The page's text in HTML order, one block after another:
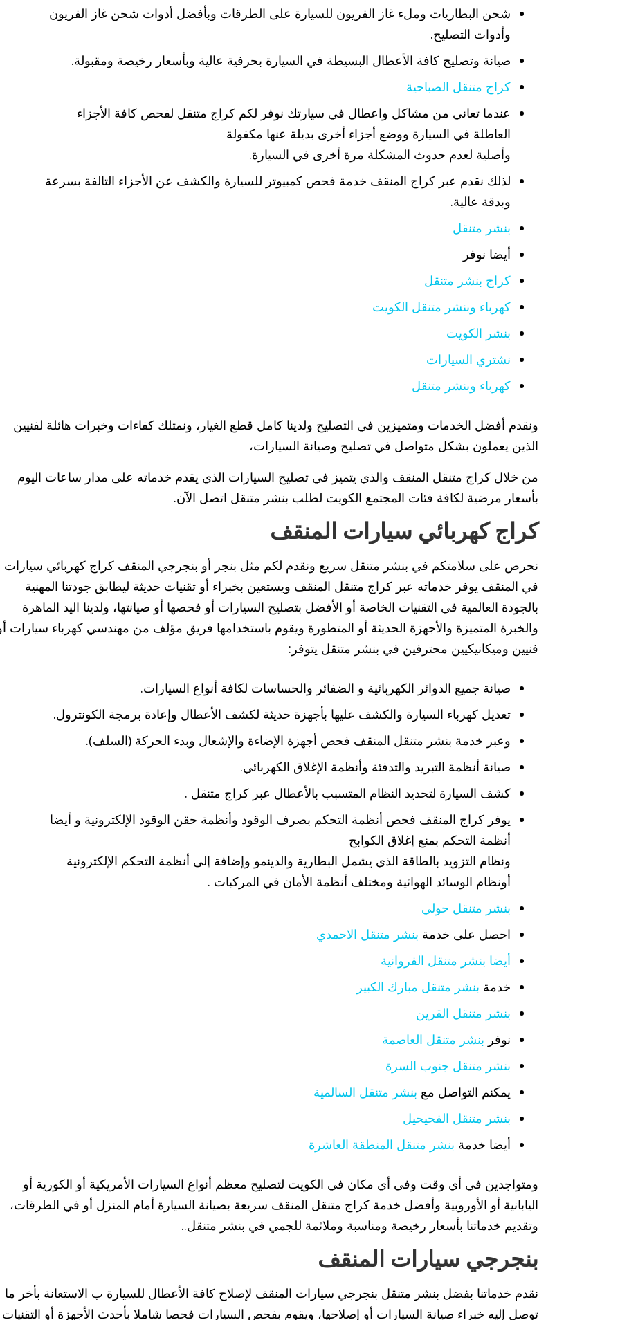
شحن البطاريات وملء غاز الفريون للسيارة على الطرقات وبأفضل أدوات شحن غاز الفريون
وأدوات التصليح.
صيانة وتصليح كافة الأعطال البسيطة في السيارة بحرفية عالية وبأسعار رخيصة ومقبولة.
كراج متنقل الصباحية
عندما تعاني من مشاكل واعطال في سيارتك نوفر لكم كراج متنقل لفحص كافة الأجزاء
العاطلة في السيارة ووضع أجزاء أخرى بديلة عنها مكفولة
وأصلية لعدم حدوث المشكلة مرة أخرى في السيارة.
لذلك نقدم عبر كراج المنقف خدمة فحص كمبيوتر للسيارة والكشف عن الأجزاء التالفة بسرعة
وبدقة عالية.
بنشر متنقل
أيضا نوفر
كراج بنشر متنقل
كهرباء وبنشر متنقل الكويت
بنشر الكويت
نشتري السيارات
كهرباء وبنشر متنقل
ونقدم أفضل الخدمات ومتميزين في التصليح ولدينا كامل قطع الغيار، ونمتلك كفاءات وخبرات هائلة لفنيين
الذين يعملون بشكل متواصل في تصليح وصيانة السيارات،
من خلال كراج متنقل المنقف والذي يتميز في تصليح السيارات الذي يقدم خدماته على مدار ساعات اليوم
بأسعار مرضية لكافة فئات المجتمع الكويت لطلب بنشر متنقل اتصل الآن.
كراج كهربائي سيارات المنقف
نحرص على سلامتكم في بنشر متنقل سريع ونقدم لكم مثل بنجر أو بنجرجي المنقف كراج كهربائي سيارات
في المنقف يوفر خدماته عبر كراج متنقل المنقف ويستعين بخبراء أو تقنيات حديثة ليطابق جودتنا المهنية
بالجودة العالمية في التقنيات الخاصة أو الأفضل بتصليح السيارات أو فحصها أو صيانتها، ولدينا اليد الماهرة
والخبرة المتميزة والأجهزة الحديثة أو المتطورة ويقوم باستخدامها فريق مؤلف من مهندسي كهرباء سيارات
فنيين وميكانيكيين محترفين في بنشر متنقل يتوفر:
صيانة جميع الدوائر الكهربائية و الضفائر والحساسات لكافة أنواع السيارات.
تعديل كهرباء السيارة والكشف عليها بأجهزة حديثة لكشف الأعطال وإعادة برمجة الكونترول.
وعبر خدمة بنشر متنقل المنقف فحص أجهزة الإضاءة والإشعال وبدء الحركة (السلف).
صيانة أنظمة التبريد والتدفئة وأنظمة الإغلاق الكهربائي.
كشف السيارة لتحديد النظام المتسبب بالأعطال عبر كراج متنقل .
يوفر كراج المنقف فحص أنظمة التحكم بصرف الوقود وأنظمة حقن الوقود الإلكترونية و أيضا
أنظمة التحكم بمنع إغلاق الكوابح
ونظام التزويد بالطاقة الذي يشمل البطارية والدينمو وإضافة إلى أنظمة التحكم الإلكترونية
أونظام الوسائد الهوائية ومختلف أنظمة الأمان في المركبات .
بنشر متنقل حولي
احصل على خدمة بنشر متنقل الاحمدي
أيضا بنشر متنقل الفروانية
خدمة بنشر متنقل مبارك الكبير
بنشر متنقل القرين
نوفر بنشر متنقل العاصمة
بنشر متنقل جنوب السرة
يمكنم التواصل مع بنشر متنقل السالمية
بنشر متنقل الفحيحيل
أيضا خدمة بنشر متنقل المنطقة العاشرة
ومتواجدين في أي وقت وفي أي مكان في الكويت لتصليح معظم أنواع السيارات الأمريكية أو الكورية أو
اليابانية أو الأوروبية وأفضل خدمة كراج متنقل المنقف سريعة بصيانة السيارة أمام المنزل أو في الطرقات،
وتقديم خدماتنا بأسعار رخيصة ومناسبة وملائمة للجمي في بنشر متنقل..
بنجرجي سيارات المنقف
نقدم خدماتنا بفضل بنشر متنقل بنجرجي سيارات المنقف لإصلاح كافة الأعطال للسيارة ب الاستعانة بأخر ما
توصل إليه خبراء صيانة السيارات أو إصلاحها، ويقوم بفحص السيارات فحصا شاملا بأحدث الأجهزة أو